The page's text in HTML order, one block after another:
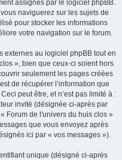
assignés par le logiciel phpBB.
naviguerez sur les sujets de
pour stocker les informations
votre navigation sur le forum.
externes au logiciel phpBB tout en
», bien que ceux-ci soient hors
seulement les pages créées
de récupérer l’information que
peut être, et n’est pas limité à :
invité (désignée ci-après par
Forum de l'univers du huis clos »
que vous envoyez après
ici par « vos messages »).
unique (désigné ci-après